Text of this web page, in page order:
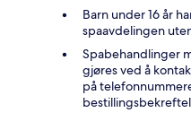
Barn under 16 år
spaavdelingen
Spabehandlinger
gjøres ved å
på